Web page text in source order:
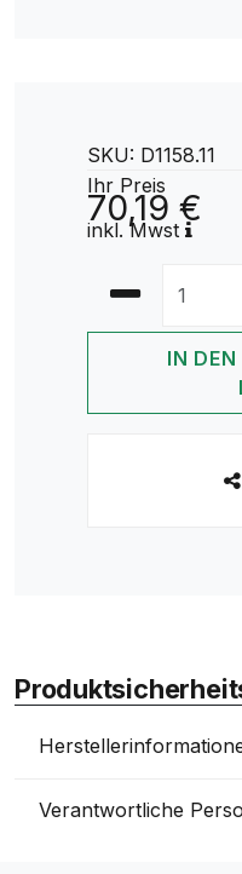
SKU: D1158.11
Ihr Preis
70,19 €
inkl. Mwst
IN DEN
Verantwortliche